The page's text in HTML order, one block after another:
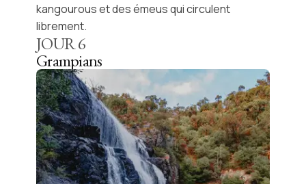
kangourouset desémeusqui circulent
librement.
JOUR6
Grampians